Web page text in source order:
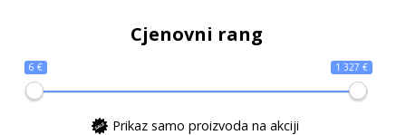
Cjenovni rang
6 € 1 327 €
Prikaz samo proizvoda na akciji